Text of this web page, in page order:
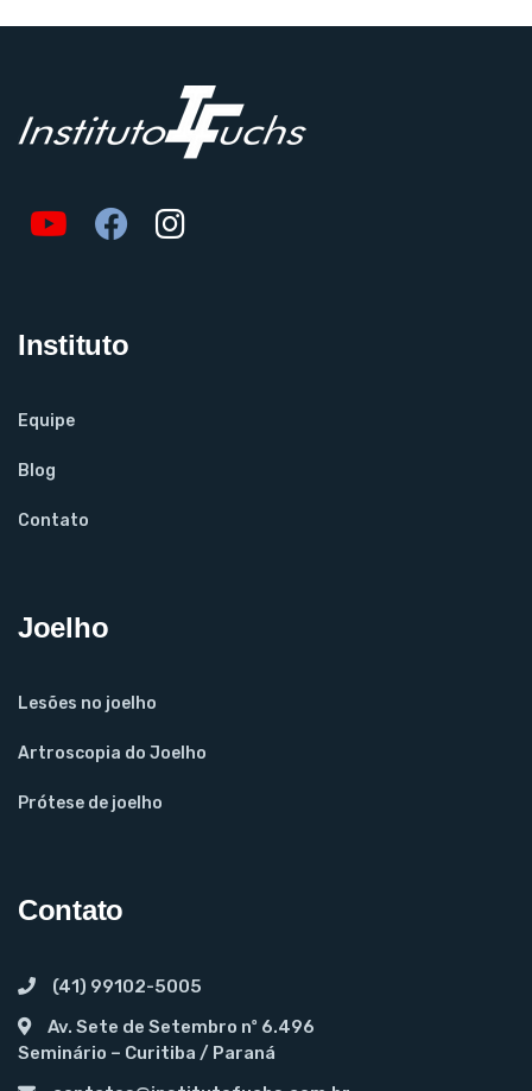
Instituto
Equipe
Blog
Contato
Joelho
Lesões no joelho
Artroscopia do Joelho
Prótese de joelho
Contato
(41) 99102-5005
Av. Sete de Setembro nº 6.496
Seminário – Curitiba / Paraná